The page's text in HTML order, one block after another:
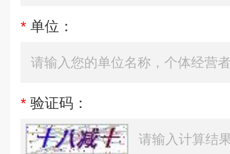
* 单位：
* 验证码：